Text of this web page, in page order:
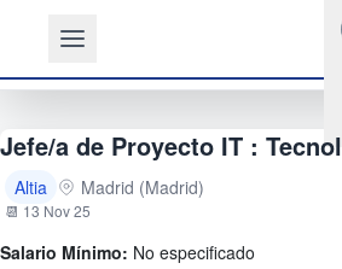
Jefe/a de Proyecto IT :
Altia Madrid (Madrid)
📆 13 Nov 25
Salario Mínimo: No especificado